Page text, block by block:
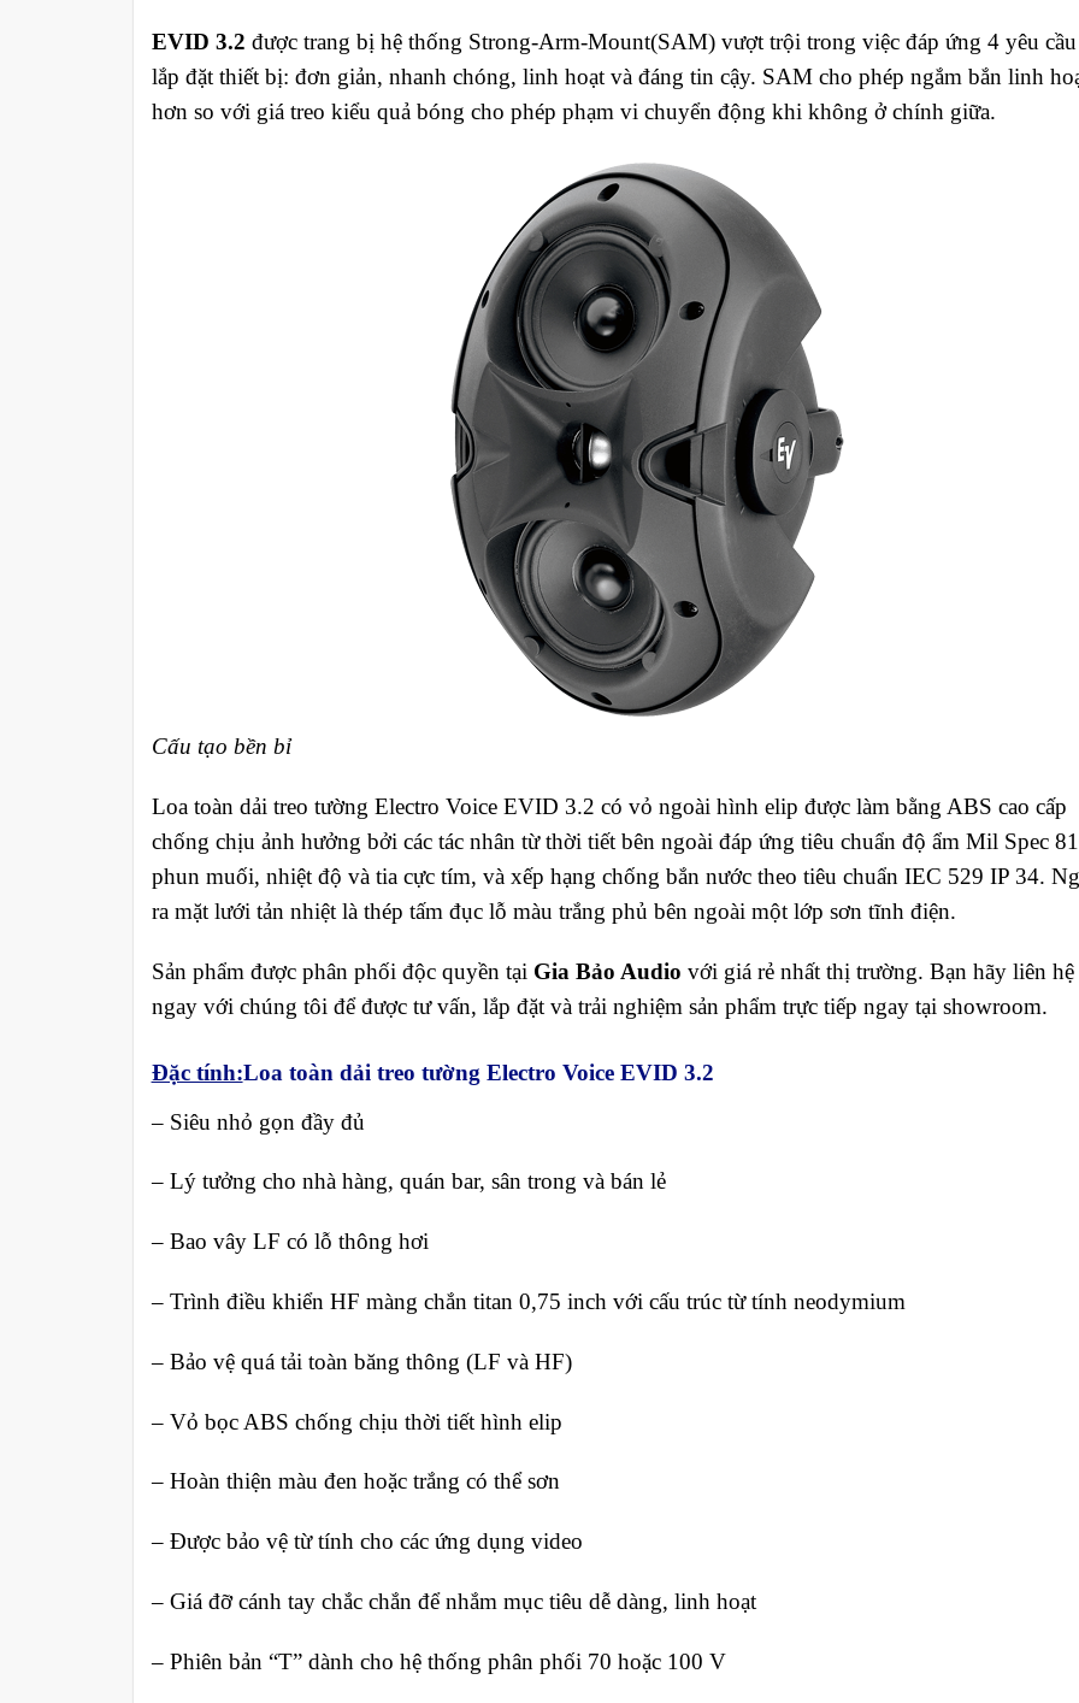
EVID 3.2 được trang bị hệ thống Strong-Arm-Mount(SAM) vượt trội trong việc đáp ứng 4 yêu cầu
lắp đặt thiết bị: đơn giản, nhanh chóng, linh hoạt và đáng tin cậy. SAM cho phép ngắm bắn linh
hơn so với giá treo kiểu quả bóng cho phép phạm vi chuyển động khi không ở chính giữa.
Cấu tạo bền bỉ
Loa toàn dải treo tường Electro Voice EVID 3.2 có vỏ ngoài hình elip được làm bằng ABS cao cấp
chống chịu ảnh hưởng bởi các tác nhân từ thời tiết bên ngoài đáp ứng tiêu chuẩn độ ẩm Mil Spec
phun muối, nhiệt độ và tia cực tím, và xếp hạng chống bắn nước theo tiêu chuẩn IEC 529 IP 34.
ra mặt lưới tản nhiệt là thép tấm đục lỗ màu trắng phủ bên ngoài một lớp sơn tĩnh điện.
Sản phẩm được phân phối độc quyền tại Gia Bảo Audio với giá rẻ nhất thị trường. Bạn hãy liên hệ
ngay với chúng tôi để được tư vấn, lắp đặt và trải nghiệm sản phẩm trực tiếp ngay tại showroom.
Đặc tính:Loa toàn dải treo tường Electro Voice EVID 3.2
– Siêu nhỏ gọn đầy đủ
– Lý tưởng cho nhà hàng, quán bar, sân trong và bán lẻ
– Bao vây LF có lỗ thông hơi
– Trình điều khiển HF màng chắn titan 0,75 inch với cấu trúc từ tính neodymium
– Bảo vệ quá tải toàn băng thông (LF và HF)
– Vỏ bọc ABS chống chịu thời tiết hình elip
– Hoàn thiện màu đen hoặc trắng có thể sơn
– Được bảo vệ từ tính cho các ứng dụng video
– Giá đỡ cánh tay chắc chắn để nhắm mục tiêu dễ dàng, linh hoạt
– Phiên bản “T” dành cho hệ thống phân phối 70 hoặc 100 V